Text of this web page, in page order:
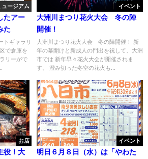
ュージアム
たアー
た
トギャラリ
で倉庫を
リーがで
イベント
大洲川まつり花火大会 冬の陣
開催！
大洲川まつり花火大会 冬の陣開催！ 新
年の幕開けと新成人の門出を祝して、大洲
市では 新年早々花火大会が開催されま
す。 澄み切った冬空の花火も...
お店
役！大
イベント
明日６月８日（水）は「やわた